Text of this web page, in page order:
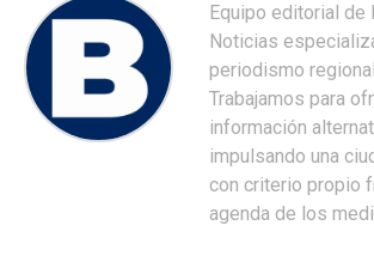
Equipo editorial de
Noticias
periodismo
Trabajamos para
información
impulsando una
con criterio propio
agenda de los